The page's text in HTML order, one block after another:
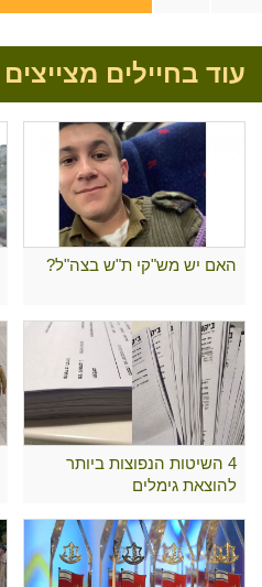
עוד בחיילים מצייצים
האם יש מש"קי ת"ש בצה"ל?
4 השיטות הנפוצות ביותר
להוצאת גימלים